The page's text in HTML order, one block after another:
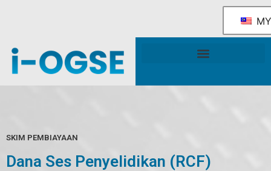
MY
SKIM PEMBIAYAAN
Dana Ses Penyelidikan (RCF)